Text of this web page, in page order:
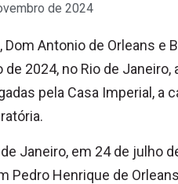
de 2024
Antonio de Orleans e
2024, no Rio de Janeiro,
pela Casa Imperial, a
Janeiro, em 24 de julho
Pedro Henrique de